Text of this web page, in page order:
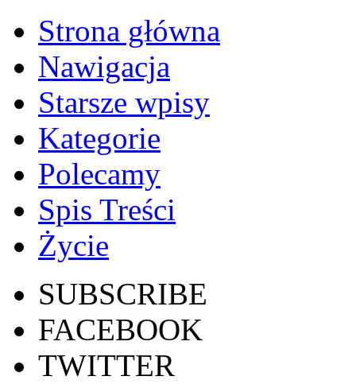
Strona główna
Nawigacja
Starsze wpisy
Kategorie
Polecamy
Spis Treści
Życie
SUBSCRIBE
FACEBOOK
TWITTER